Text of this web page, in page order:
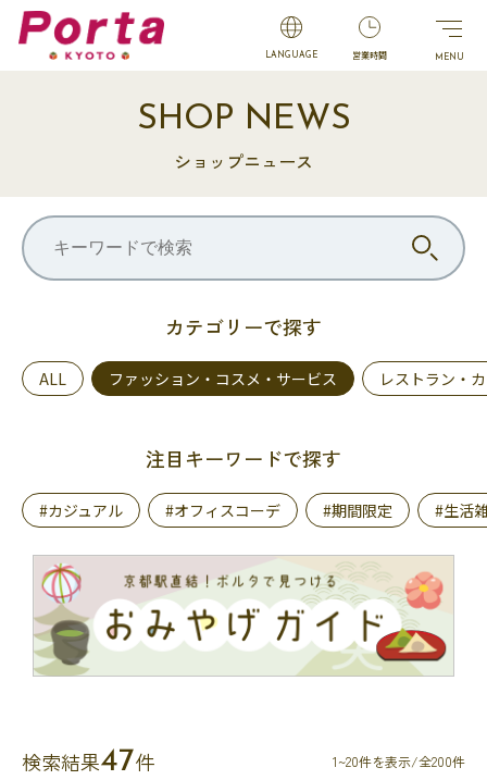
LANGUAGE 営業時間
SHOP NEWS
ショップニュース
カテゴリーで探す
ALL ファッション・コスメ・サービス レストラン・
注目キーワードで探す
#カジュアル #オフィスコーデ #期間限定 #生活
検索結果47件 1~20件を表示/全200件